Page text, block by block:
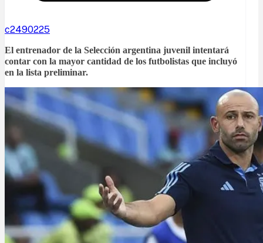
c2490225
El entrenador de la Selección argentina juvenil intentará
contar con la mayor cantidad de los futbolistas que incluyó
en la lista preliminar.